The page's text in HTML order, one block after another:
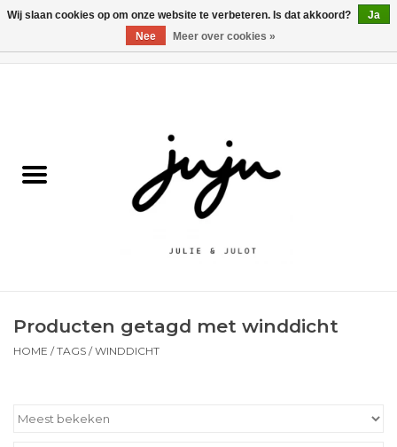
Kledij jongens
Schoenen
Producten getagd met winddicht
HOME /TAGS /WINDDICHT
Wij slaan cookies op om onze website te verbeteren. Is dat akkoord?
Ja
Nee
Meer over cookies »